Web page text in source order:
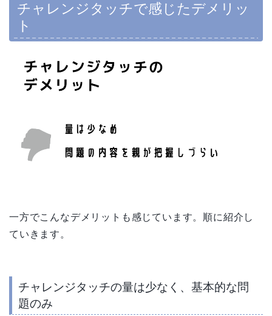
チャレンジタッチで感じたデメリッ
ト
一方でこんなデメリットも感じています。順に紹介し
ていきます。
チャレンジタッチの量は少なく、基本的な問
題のみ